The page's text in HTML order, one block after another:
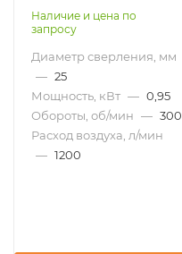
Наличие и цена по
запросу
Диаметр сверления, мм
— 25
Мощность, кВт — 0,95
Обороты, об/мин — 300
Расход воздуха, л/мин
— 1200